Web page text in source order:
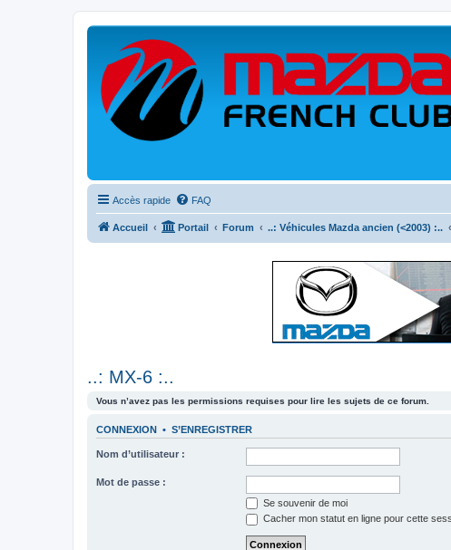
Accès rapide FAQ
Accueil Portail Forum ..: Véhicules Mazda ancien (<2003) :..
..: MX-6 :..
Vous n’avez pas les permissions requises pour lire les sujets de ce forum.
CONNEXION • S’ENREGISTRER
Nom d’utilisateur :
Mot de passe :
Se souvenir de moi
Cacher mon statut en ligne pour cette